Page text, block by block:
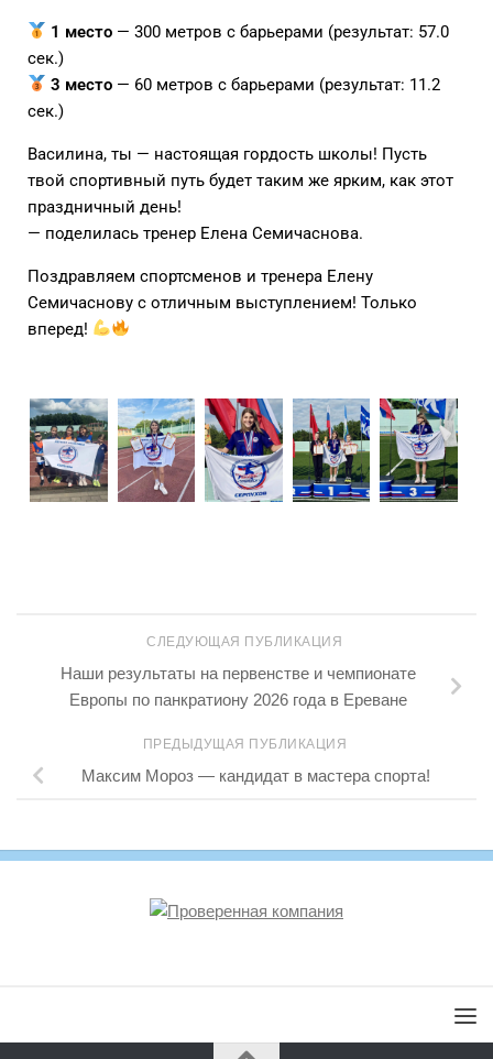
1 место — 300 метров с барьерами (результат: 57.0
сек.)
3 место — 60 метров с барьерами (результат: 11.2
сек.)
Василина, ты — настоящая гордость школы! Пусть
твой спортивный путь будет таким же ярким, как этот
праздничный день!
— поделилась тренер Елена Семичаснова.
Поздравляем спортсменов и тренера Елену
Семичаснову с отличным выступлением! Только
вперед!
СЛЕДУЮЩАЯ ПУБЛИКАЦИЯ
Наши результаты на первенстве и чемпионате
Европы по панкратиону 2026 года в Ереване
ПРЕДЫДУЩАЯ ПУБЛИКАЦИЯ
Максим Мороз — кандидат в мастера спорта!